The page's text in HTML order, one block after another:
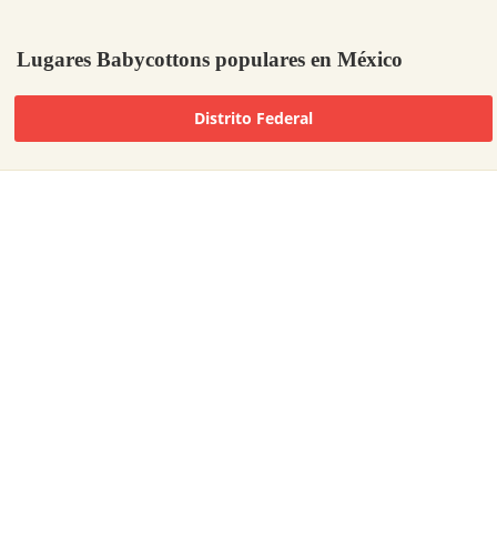
Lugares Babycottons populares en México
Distrito Federal